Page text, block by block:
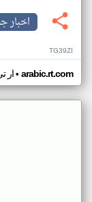
اخبار
TG39ZI
ار• arabic.rt.com